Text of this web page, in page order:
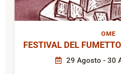
OME
FESTIVAL DEL
29 Agosto - 30